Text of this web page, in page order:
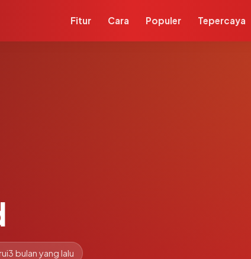
Fitur Cara Populer Tepercaya
3 bulan yang lalu